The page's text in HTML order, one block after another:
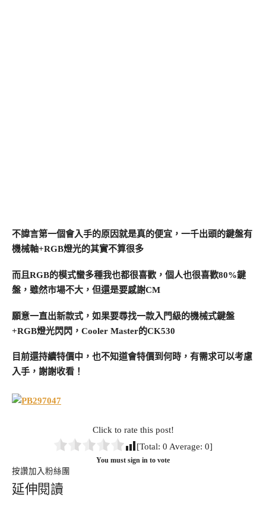
不諱言第一個會入手的原因就是真的便宜，一千出頭的鍵盤有
機械軸+RGB燈光的其實不算很多
而且RGB的模式蠻多種我也都很喜歡，個人也很喜歡80%鍵
盤，雖然市場不大，但還是要感謝CM
願意一直出新款式，如果要尋找一款入門級的機械式鍵盤
+RGB燈光閃閃，Cooler Master的CK530
目前還持續特價中，也不知道會特價到何時，有需求可以考慮
入手，謝謝收看！
Click to rate this post!
[Total: 0 Average: 0]
You must sign in to vote
按讚加入粉絲團
延伸閱讀